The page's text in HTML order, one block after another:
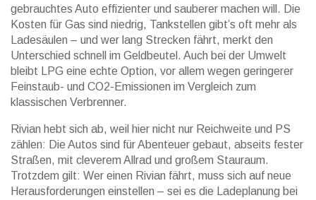
gebrauchtes Auto effizienter und sauberer machen will. Die
Kosten für Gas sind niedrig, Tankstellen gibt’s oft mehr als
Ladesäulen – und wer lang Strecken fährt, merkt den
Unterschied schnell im Geldbeutel. Auch bei der Umwelt
bleibt LPG eine echte Option, vor allem wegen geringerer
Feinstaub- und CO2-Emissionen im Vergleich zum
klassischen Verbrenner.
Rivian hebt sich ab, weil hier nicht nur Reichweite und PS
zählen: Die Autos sind für Abenteuer gebaut, abseits fester
Straßen, mit cleverem Allrad und großem Stauraum.
Trotzdem gilt: Wer einen Rivian fährt, muss sich auf neue
Herausforderungen einstellen – sei es die Ladeplanung bei